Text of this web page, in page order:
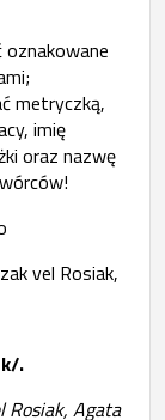
metryczką,
imię
oraz nazwę
vel Rosiak,
.
Rosiak, Agata